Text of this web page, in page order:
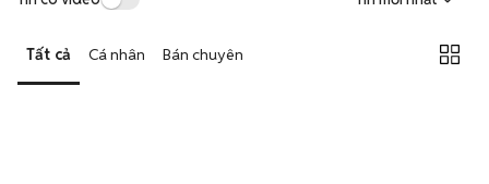
Tất cả Cá nhân Bán chuyên